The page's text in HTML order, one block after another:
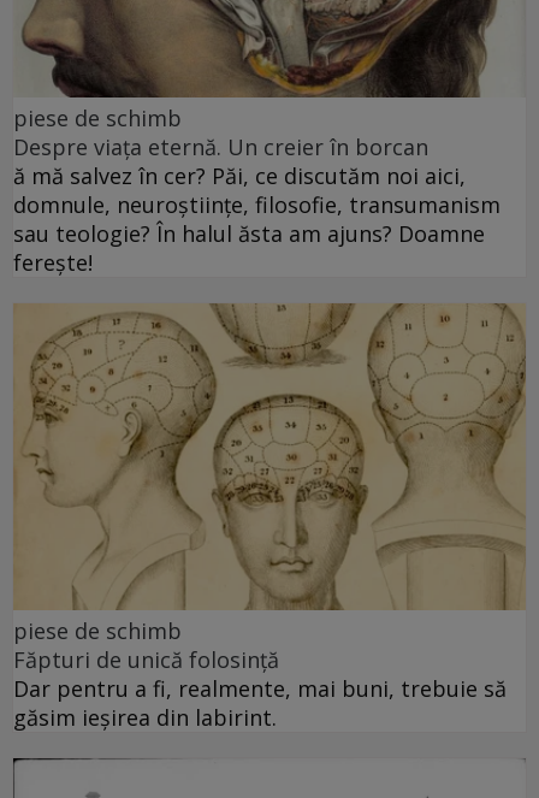
piese de schimb
Despre viața eternă. Un creier în borcan
ă mă salvez în cer? Păi, ce discutăm noi aici,
domnule, neuroștiințe, filosofie, transumanism
sau teologie? În halul ăsta am ajuns? Doamne
ferește!
piese de schimb
Făpturi de unică folosință
Dar pentru a fi, realmente, mai buni, trebuie să
găsim ieșirea din labirint.